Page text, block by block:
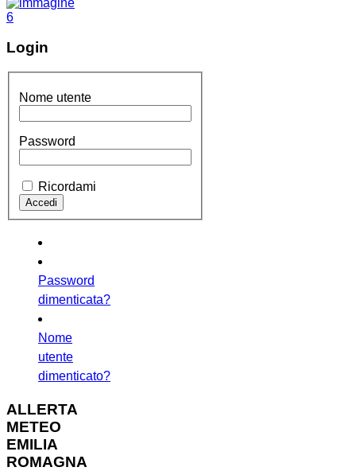
Login
Nome utente
Password
Ricordami
Password
dimenticata?
Nome
utente
dimenticato?
ALLERTA
METEO
EMILIA
ROMAGNA